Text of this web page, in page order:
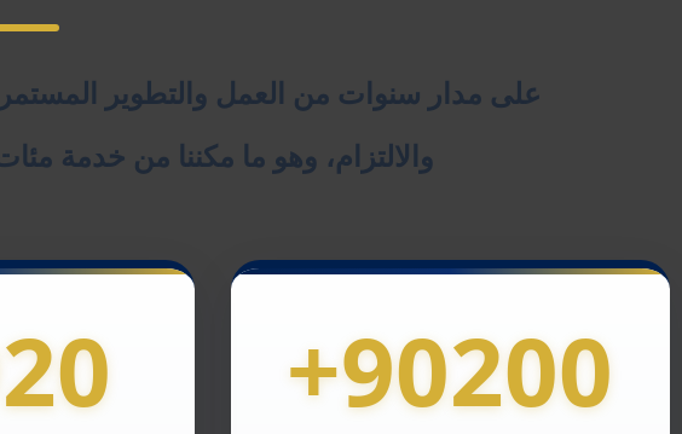
على مدار سنوات من العمل والتطوير
والالتزام، وهو ما مكننا من خدمة
90200+